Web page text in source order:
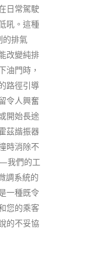
日常駕駛
吼。這種
的排氣
改變純排
油門時，
路徑引導
令人興奮
開始長途
茲諧振器
時消除不
我們的工
調系統的
一種既令
您的乘客
的不妥協